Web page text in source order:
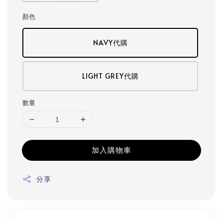
顏色
NAVY代購
LIGHT GREY代購
數量
加入購物車
分享